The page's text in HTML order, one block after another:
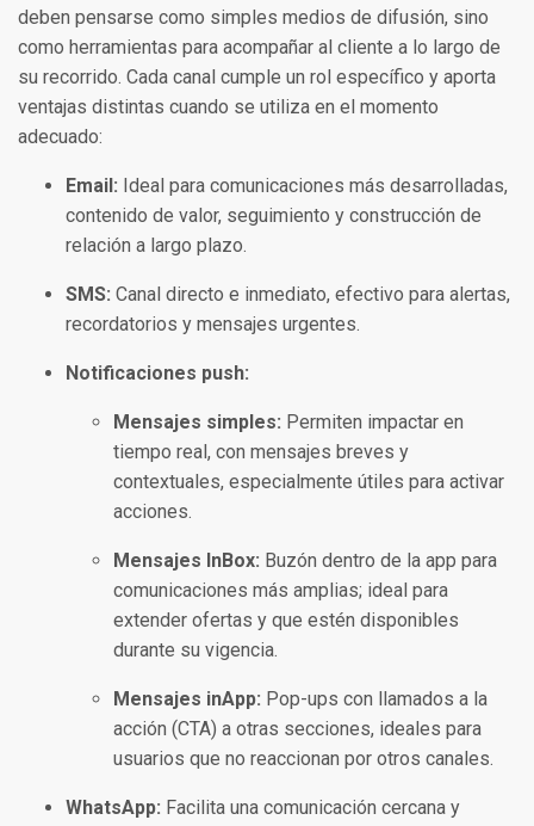
deben pensarse como simples medios de difusión, sino
como herramientas para acompañar al cliente a lo largo de
su recorrido. Cada canal cumple un rol específico y aporta
ventajas distintas cuando se utiliza en el momento
adecuado:
Email: Ideal para comunicaciones más desarrolladas,
contenido de valor, seguimiento y construcción de
relación a largo plazo.
SMS: Canal directo e inmediato, efectivo para alertas,
recordatorios y mensajes urgentes.
Notificaciones push:
Mensajes simples: Permiten impactar en
tiempo real, con mensajes breves y
contextuales, especialmente útiles para activar
acciones.
Mensajes InBox: Buzón dentro de la app para
comunicaciones más amplias; ideal para
extender ofertas y que estén disponibles
durante su vigencia.
Mensajes inApp: Pop-ups con llamados a la
acción (CTA) a otras secciones, ideales para
usuarios que no reaccionan por otros canales.
WhatsApp: Facilita una comunicación cercana y